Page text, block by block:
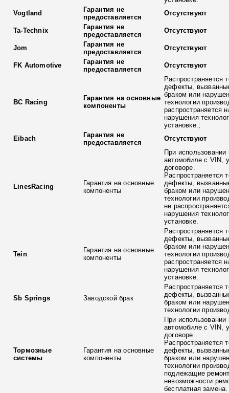
Vogtland
Гарантия не
предоставляется
Отсутствуют
Ta-Technix
Гарантия не
предоставляется
Отсутствуют
Jom
Гарантия не
предоставляется
Отсутствуют
FK Automotive
Гарантия не
предоставляется
Отсутствуют
BC Racing
Гарантия на основные
компоненты
Распространяется
дефекты,
браком или
технологии
распространяется
нарушения
установке.;
Eibach
Гарантия не
предоставляется
Отсутствуют
LinesRacing
Гарантия на основные
компоненты
При использовании
автомобиле с VIN,
договоре.
Распространяется
дефекты,
браком или
технологии
не
нарушения
установке.
Tein
Гарантия на основные
компоненты
Распространяется
дефекты,
браком или
технологии
распространяется
нарушения
установке.
Sb Springs Заводской брак
Распространяется
дефекты,
браком или
технологии
Тормозные
системы
Гарантия на основные
компоненты
При использовании
автомобиле с VIN,
договоре.
Распространяется
дефекты,
браком или
технологии
подлежащие
невозможности
бесплатная замена.